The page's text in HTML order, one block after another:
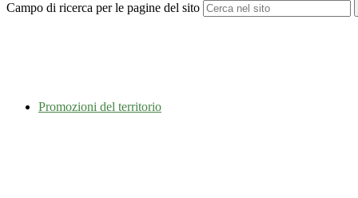
Campo di ricerca per le pagine del sito
Promozioni del territorio